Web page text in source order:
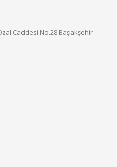
Caddesi No.28 Başakşehir